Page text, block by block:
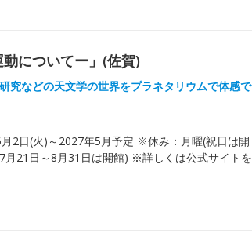
についてー」(佐賀)
究などの天文学の世界をプラネタリウムで体感で
2日(火)～2027年5月予定 ※休み：月曜(祝日は開
月21日～8月31日は開館) ※詳しくは公式サイトを